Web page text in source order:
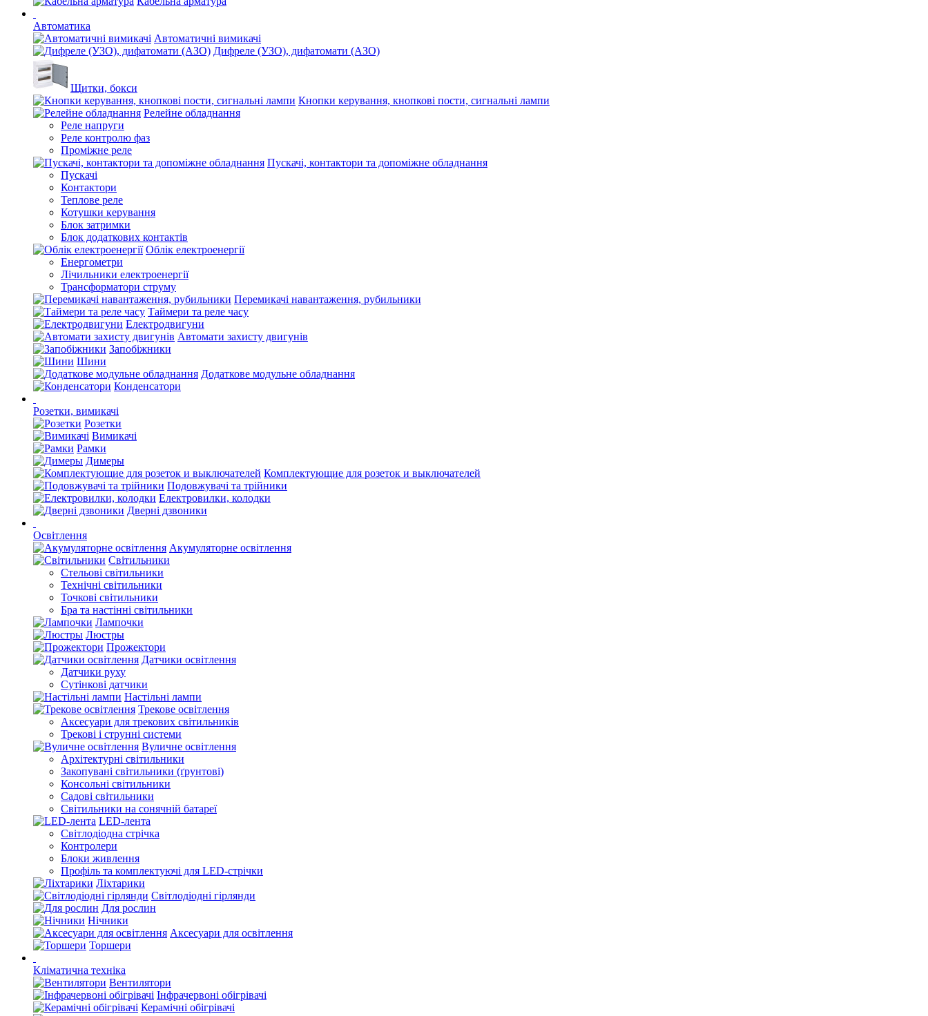
Автоматика
Автоматичні вимикачі
Дифреле (УЗО), дифатомати (АЗО)
Щитки, бокси
Кнопки керування, кнопкові пости, сигнальні лампи
Релейне обладнання
Реле напруги
Реле контролю фаз
Проміжне реле
Пускачі, контактори та допоміжне обладнання
Пускачі
Контактори
Теплове реле
Котушки керування
Блок затримки
Блок додаткових контактів
Облік електроенергії
Енергометри
Лічильники електроенергії
Трансформатори струму
Перемикачі навантаження, рубильники
Таймери та реле часу
Електродвигуни
Автомати захисту двигунів
Запобіжники
Шини
Додаткове модульне обладнання
Конденсатори
Розетки, вимикачі
Розетки
Вимикачі
Рамки
Димеры
Комплектующие для розеток и выключателей
Подовжувачі та трійники
Електровилки, колодки
Дверні дзвоники
Освітлення
Акумуляторне освітлення
Світильники
Стельові світильники
Технічні світильники
Точкові світильники
Бра та настінні світильники
Лампочки
Люстры
Прожектори
Датчики освітлення
Датчики руху
Сутінкові датчики
Настільні лампи
Трекове освітлення
Аксесуари для трекових світильників
Трекові і струнні системи
Вуличне освітлення
Архітектурні світильники
Закопувані світильники (ґрунтові)
Консольні світильники
Садові світильники
Світильники на сонячній батареї
LED-лента
Світлодіодна стрічка
Контролери
Блоки живлення
Профіль та комплектуючі для LED-стрічки
Ліхтарики
Світлодіодні гірлянди
Для рослин
Нічники
Аксесуари для освітлення
Торшери
Кліматична техніка
Вентилятори
Інфрачервоні обігрівачі
Керамічні обігрівачі